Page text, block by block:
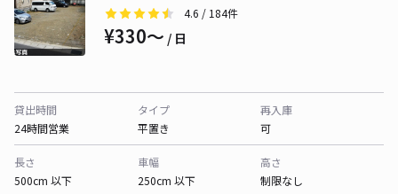
4.6 / 184件
¥330〜 / 日
貸出時間
24時間営業
タイプ
平置き
再入庫
可
長さ
500cm 以下
車幅
250cm 以下
高さ
制限なし